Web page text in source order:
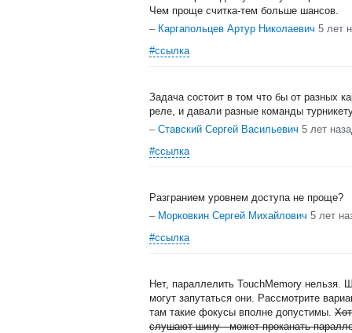
Чем проще считка-тем больше шансов.
– Каргапольцев Артур Николаевич 5 лет
#ссылка
Задача состоит в том что бы от разных
реле, и давали разные команды
– Ставский Сергей Васильевич 5 лет
#ссылка
Разгранием уровнем доступа не проще?
– Морковкин Сергей Михайлович 5 лет
#ссылка
Нет, параллелить TouchMemory нельзя.
могут запутаться они. Рассмотрите
там такие фокусы вполне допустимы.
слушают шину - может проканать